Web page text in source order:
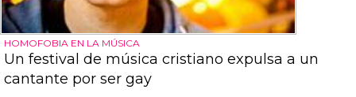
HOMOFOBIA EN LA MÚSICA
Un festival de música cristiano expulsa a un
cantante por ser gay